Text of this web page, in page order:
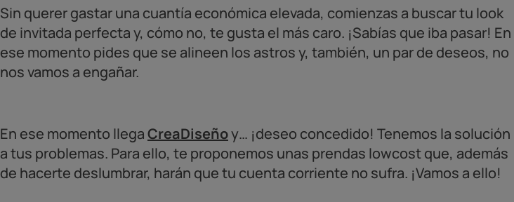
Sin querer gastar una cuantía económica elevada, comienzas a buscar tu look
de invitada perfecta y, cómo no, te gusta el más caro. ¡Sabías que iba pasar! En
ese momento pides que se alineen los astros y, también, un par de deseos, no
nos vamos a engañar.
En ese momento llegaCreaDiseñoy… ¡deseo concedido! Tenemos la solución
a tus problemas. Para ello, te proponemos unas prendas lowcost que, además
de hacerte deslumbrar, harán que tu cuenta corriente no sufra. ¡Vamos a ello!